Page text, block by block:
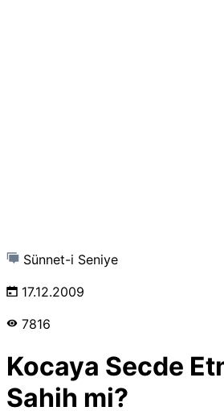
Sünnet-i Seniye
17.12.2009
7816
Kocaya Secde
Sahih mi?